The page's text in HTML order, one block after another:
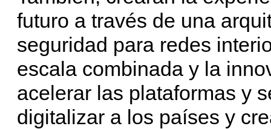
futuro a través de una
seguridad para redes
escala combinada y la
acelerar las plataformas y
digitalizar a los países y